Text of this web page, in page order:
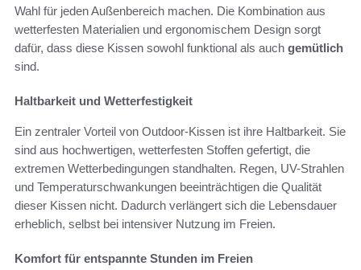
Wahl für jeden Außenbereich machen. Die Kombination aus
wetterfesten Materialien und ergonomischem Design sorgt
dafür, dass diese Kissen sowohl funktional als auch gemütlich
sind.
Haltbarkeit und Wetterfestigkeit
Ein zentraler Vorteil von Outdoor-Kissen ist ihre Haltbarkeit. Sie
sind aus hochwertigen, wetterfesten Stoffen gefertigt, die
extremen Wetterbedingungen standhalten. Regen, UV-Strahlen
und Temperaturschwankungen beeinträchtigen die Qualität
dieser Kissen nicht. Dadurch verlängert sich die Lebensdauer
erheblich, selbst bei intensiver Nutzung im Freien.
Komfort für entspannte Stunden im Freien